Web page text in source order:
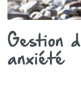
Gestion
anxiété